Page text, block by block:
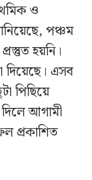
ও
পঞ্চম
হয়নি।
দিয়েছে। এসব
পিছিয়ে
আগামী
প্রকাশিত